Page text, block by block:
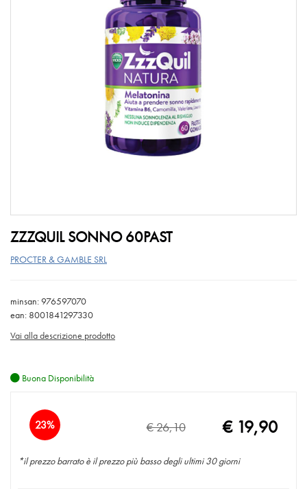
ZZZQUIL SONNO 60PAST
PROCTER & GAMBLE SRL
minsan: 976597070
ean: 8001841297330
Vai alla descrizione prodotto
Buona Disponibilità
Sconto
del
23% € 26,10
Prezzo
€ 19,90
*il prezzo barrato è il prezzo più basso degli ultimi 30 giorni